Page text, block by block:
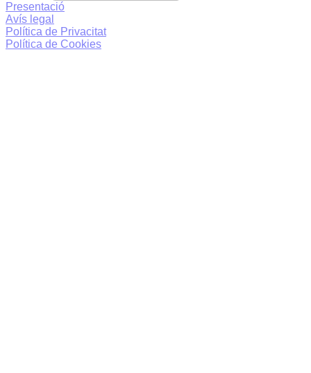
Presentació
Avís legal
Política de Privacitat
Política de Cookies